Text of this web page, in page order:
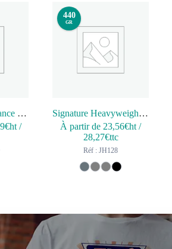
Pantalon performance enfant
€ht/
440
GR
Signature Heavyweight Jogpants
À partir de 23,56€ht /
28,27€ttc
Réf : JH128